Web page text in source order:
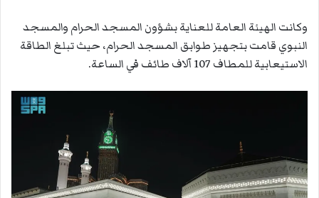
وكانت الهيئة العامة للعناية بشؤون المسجد الحرام والمسجد
النبوي قامت بتجهيز طوابق المسجد الحرام، حيث تبلغ الطاقة
الاستيعابية للمطاف 107 آلاف طائف في الساعة.